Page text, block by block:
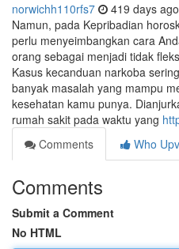
norwichh110rfs7 419 days ago
Namun, pada Kepribadian
perlu menyeimbangkan cara
orang sebagai menjadi tidak
Kasus kecanduan narkoba
banyak masalah yang mampu
kesehatan kamu punya.
rumah sakit pada waktu yang
Comments
Who
Comments
Submit a Comment
No HTML